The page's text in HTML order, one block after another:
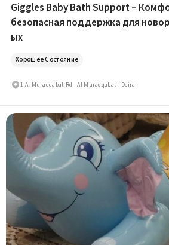
Giggles Baby Bath Support –
безопасная поддержка для
ых
Хорошее Состояние
1 Al Muraqqabat Rd - Al Muraqqabat - Deira